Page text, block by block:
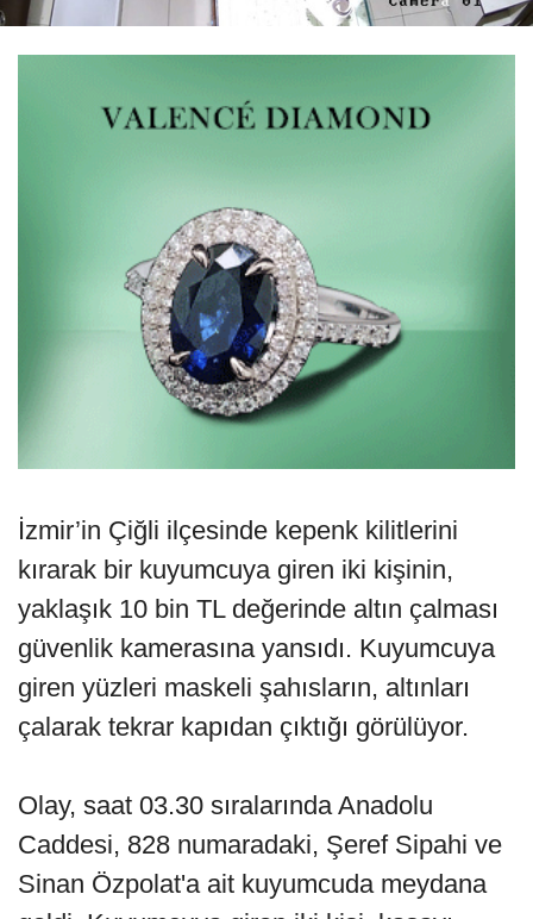
İzmir’in Çiğli ilçesinde kepenk kilitlerini
kırarak bir kuyumcuya giren iki kişinin,
yaklaşık 10 bin TL değerinde altın çalması
güvenlik kamerasına yansıdı. Kuyumcuya
giren yüzleri maskeli şahısların, altınları
çalarak tekrar kapıdan çıktığı görülüyor.
Olay, saat 03.30 sıralarında Anadolu
Caddesi, 828 numaradaki, Şeref Sipahi ve
Sinan Özpolat'a ait kuyumcuda meydana